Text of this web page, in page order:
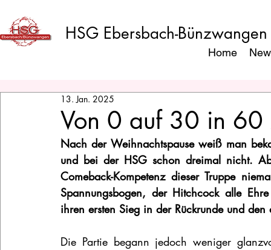
HSG Ebersbach-Bünzwangen
Home
Von 0 auf 30 in 60
13. Jan. 2025
Nach der Weihnachtspause weiß man
und bei der HSG schon dreimal nicht.
Comeback-Kompetenz dieser Truppe
Spannungsbogen, der Hitchcock alle
ihren ersten Sieg in der Rückrunde und
Die Partie begann jedoch weniger